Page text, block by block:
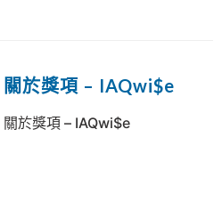
關於獎項 – IAQwi$e
關於獎項 – IAQwi$e